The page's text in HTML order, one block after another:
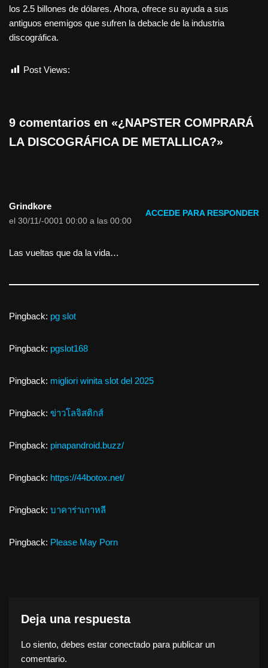
los 2.5 billones de dólares. Ahora, ofrece su ayuda a sus
antiguos enemigos que sufren la debacle de la industria
discográfica.
Post Views:
9 comentarios en «¿NAPSTER COMPRARÁ
LA DISCOGRÁFICA DE METALLICA?»
Grindkore
el 30/11/-0001 00:00 a las 00:00
ACCEDE PARA RESPONDER
Las vueltas que da la vida…
Pingback: pg slot
Pingback: pgslot168
Pingback: migliori winita slot del 2025
Pingback: ข่าวโลจิสติกส์
Pingback: pinapandroid.buzz/
Pingback: https://44botox.net/
Pingback: บาคาร่าเกาหลี
Pingback: Please May Porn
Deja una respuesta
Lo siento, debes estar conectado para publicar un
comentario.